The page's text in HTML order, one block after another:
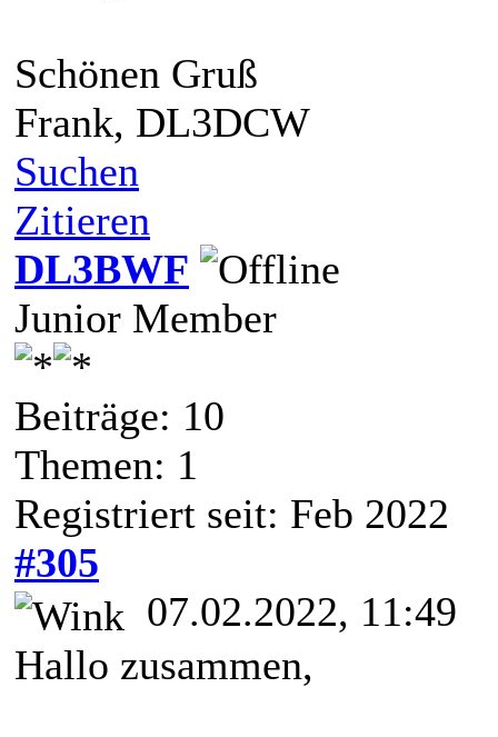
Schönen Gruß
Frank, DL3DCW
Suchen
Zitieren
DL3BWF
Junior Member
Beiträge: 10
Themen: 1
Registriert seit: Feb 2022
#305
07.02.2022, 11:49
Hallo zusammen,